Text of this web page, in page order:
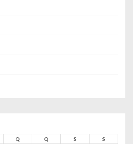
Q Q S S